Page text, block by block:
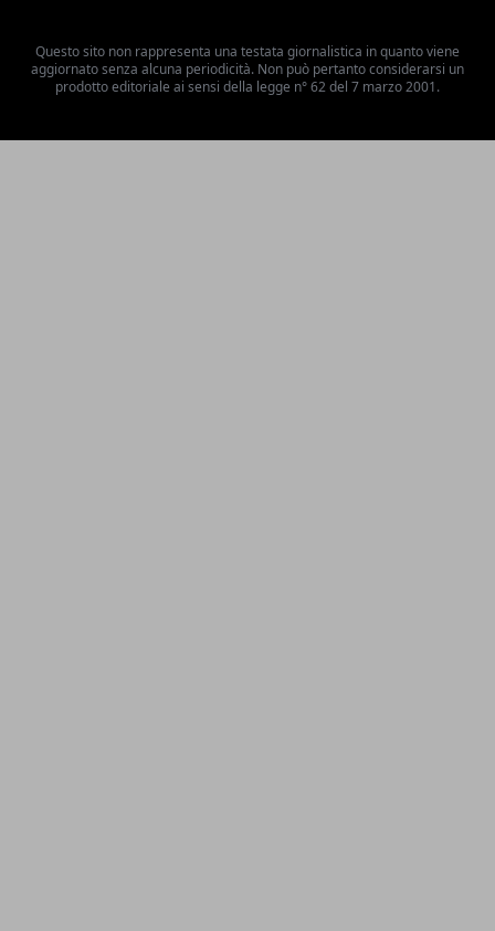
Questo sito non rappresenta una testata giornalistica in quanto viene
aggiornato senza alcuna periodicità. Non può pertanto considerarsi un
prodotto editoriale ai sensi della legge n° 62 del 7 marzo 2001.